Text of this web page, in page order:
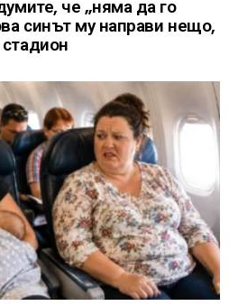
че „няма да го
синът му направи нещо,